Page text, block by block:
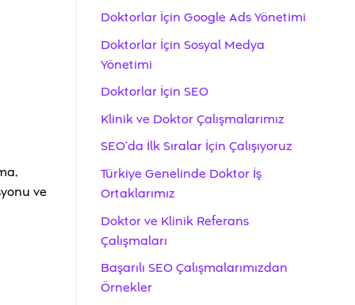
ve
Doktorlar İçin Google Ads Yönetimi
Doktorlar İçin Sosyal Medya
Yönetimi
Doktorlar İçin SEO
Klinik ve Doktor Çalışmalarımız
SEO’da İlk Sıralar İçin Çalışıyoruz
Türkiye Genelinde Doktor İş
Ortaklarımız
Doktor ve Klinik Referans
Çalışmaları
Başarılı SEO Çalışmalarımızdan
Örnekler